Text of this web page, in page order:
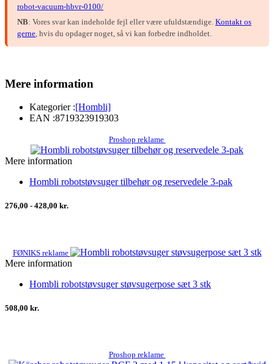
robot-vacuum-hbvr-0100/
NB: Vores svar kan indeholde fejl eller være ufuldstændige. Kontakt os
gerne , hvis du opdager noget, så vi kan forbedre indholdet.
Mere information
Kategorier :[Hombli]
EAN :8719323919303
Proshop reklame
Mere information
Hombli robotstøvsuger tilbehør og reservedele 3-pak
276,00 - 428,00 kr.
FØNIKS reklame
Mere information
Hombli robotstøvsuger støvsugerpose sæt 3 stk
508,00 kr.
Proshop reklame